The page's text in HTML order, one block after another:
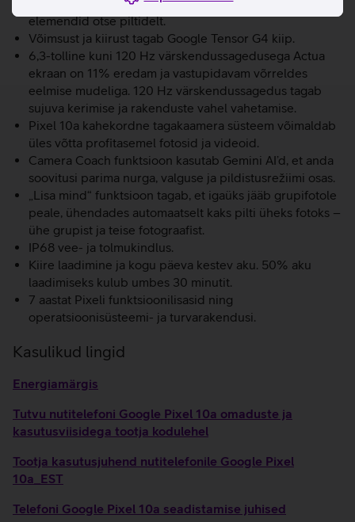
Tehisintellekt pakub võimalust eemaldada soovimatud
elemendid otse piltidelt.
Võimsust ja kiirust tagab Google Tensor G4 kiip.
6,3-tolline kuni 120 Hz värskendussagedusega Actua
ekraan on 11% eredam ja vastupidavam võrreldes
eelmise mudeliga. 120 Hz värskendussagedus tagab
sujuva kerimise ja rakenduste vahel vahetamise.
Pixel 10a kahekordne tagakaamera süsteem võimaldab
üles võtta profitasemel fotosid ja videoid.
Camera Coach funktsioon kasutab Gemini AI’d, et anda
soovitusi parima nurga, valguse ja pildistusrežiimi osas.
„Lisa mind“ funktsioon tagab, et igaüks jääb grupifotole
peale, ühendades automaatselt kaks pilti üheks fotoks –
ühe grupist ja teise fotograafist.
IP68 vee- ja tolmukindlus.
Kiire laadimine ja kogu päeva kestev aku. 50% aku
laadimiseks kulub umbes 30 minutit.
7 aastat Pixeli funktsioonilisasid ning
operatsioonisüsteemi- ja turvarakendusi.
Kasulikud lingid
Energiamärgis
Tutvu nutitelefoni Google Pixel 10a omaduste ja
kasutusviisidega tootja kodulehel
Tootja kasutusjuhend nutitelefonile Google Pixel
10a_EST
Telefoni Google Pixel 10a seadistamise juhised